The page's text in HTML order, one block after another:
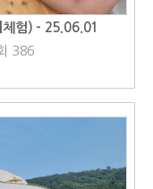
체험) - 25.06.01
386